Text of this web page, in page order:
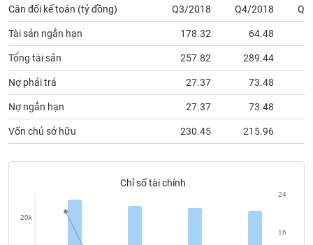
Cân đối kế toán (tỷ đồng) Q3/2018 Q4/2018
Tài sản ngắn hạn 178.32 64.48
Tổng tài sản 257.82 289.44
Nợ phải trả 27.37 73.48
Nợ ngắn hạn 27.37 73.48
Vốn chủ sở hữu 230.45 215.96
Chỉ số tài chính
20k
16
24
Công
cụ
đầu
tư